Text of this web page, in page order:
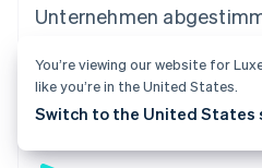
Unternehmen
Jetzt starten Sales-
Österreich
Polen
PortuguêsEnglish
You’re viewing our website for
like you’re in the United States.
Switch to the United States